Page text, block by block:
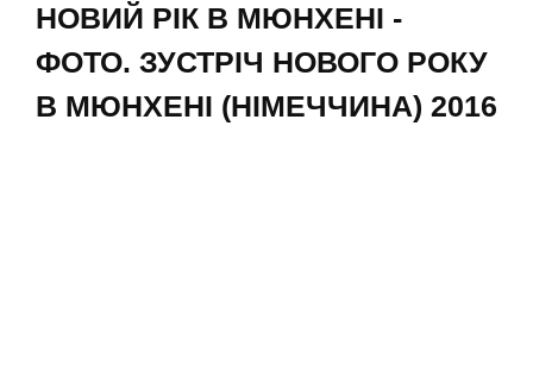
НОВИЙ РІК В МЮНХЕНІ -
ФОТО. ЗУСТРІЧ НОВОГО РОКУ
В МЮНХЕНІ (НІМЕЧЧИНА) 2016